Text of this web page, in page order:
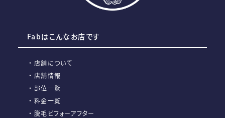
Fabはこんなお店です
店舗について
店舗情報
部位一覧
料金一覧
脱毛ビフォーアフター